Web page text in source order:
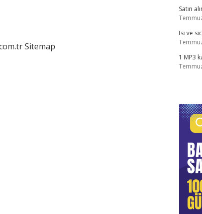
Sitemap
Satın
Isı ve
1 MP3